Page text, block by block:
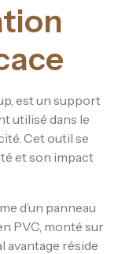
est un support
utilisé dans le
Cet outil se
et son impact
d’un panneau
PVC, monté sur
réside